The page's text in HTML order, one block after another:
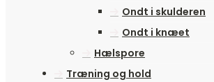
Ondt i skulderen
Ondt i knæet
Hælspore
Træning og hold